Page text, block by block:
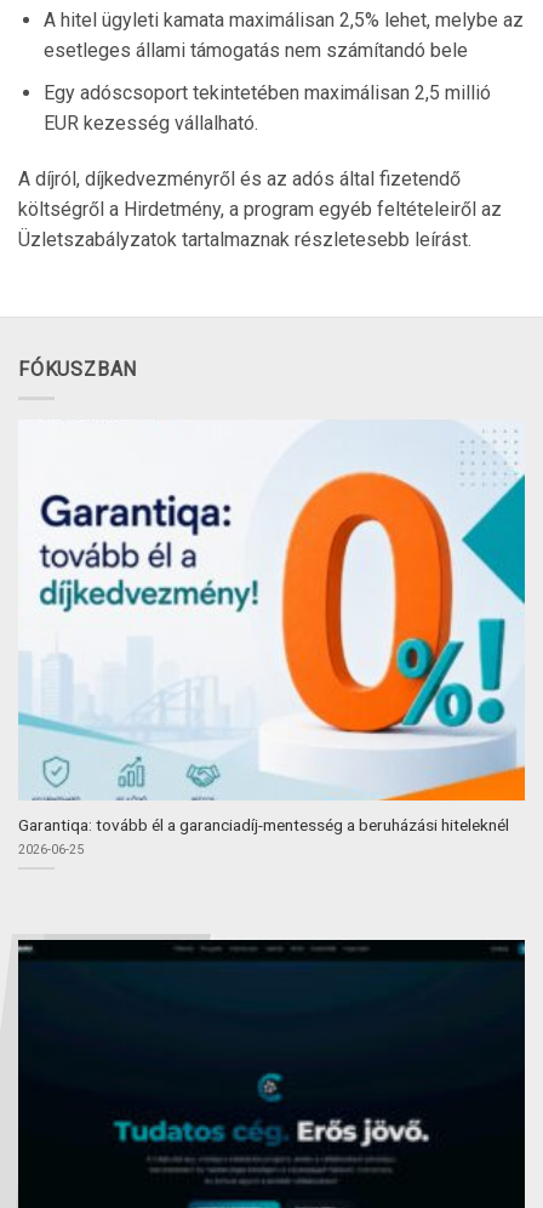
A hitel ügyleti kamata maximálisan 2,5% lehet, melybe az
esetleges állami támogatás nem számítandó bele
Egy adóscsoport tekintetében maximálisan 2,5 millió
EUR kezesség vállalható.
A díjról, díjkedvezményről és az adós által fizetendő
költségről a Hirdetmény, a program egyéb feltételeiről az
Üzletszabályzatok tartalmaznak részletesebb leírást.
FÓKUSZBAN
Garantiqa: tovább él a garanciadíj-mentesség a beruházási hiteleknél
2026-06-25